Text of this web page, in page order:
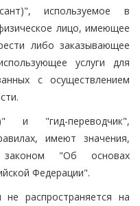
используемое в
лицо, имеющее
либо заказывающее
услуги для
с осуществлением
и "гид-переводчик",
имеют значения,
законом "Об основах
Федерации".
распространяется на